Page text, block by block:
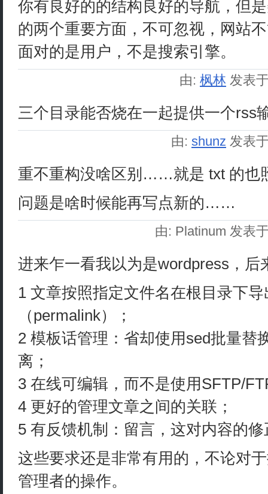
你有良好的的结构良好的导航，但
的两个重要方面，不可忽视，网站
面对的是用户，不是搜索引擎。
由: 枫林 发表
三个目录能否烧在一起提供一个rss
由: shunz 发表
重不重构没啥区别……就是 txt 的也
问题是啥时候能再写点新的……
由: Platinum 发表
进来乍一看我以为是wordpress，后
1 文章按照指定文件名在根目录下
（permalink）；
2 模板话管理：省却使用sed批量替
离；
3 在线可编辑，而不是使用SFTP/
4 更好的管理文章之间的关联；
5 有反馈机制：留言，这对内容的
这些要求还是非常有用的，不论对
管理者的操作。